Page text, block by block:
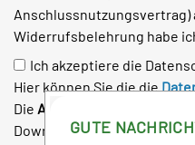
Anschlussnutzungsvertrag)
Widerrufsbelehrung habe
Ich akzeptiere die
Hier können Sie die die
Die AGBs
Downloads unten auf der
GUTE